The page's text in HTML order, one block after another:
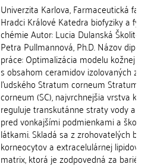
Univerzita Karlova, Farmaceutická
Hradci Králové Katedra biofyziky a
chémie Autor: Lucia Dulanská
Petra Pullmannová, Ph.D. Názov
práce: Optimalizácia modelu kožnej
s obsahom ceramidov izolovaných z
ľudského Stratum corneum Stratum
corneum (SC), najvrchnejšia vrstva
reguluje transkutánne straty vody a
pred vonkajšími podmienkami a
látkami. Skladá sa z zrohovatelých
korneocytov a extracelulárnej lipidovej
matrix, ktorá je zodpovedná za